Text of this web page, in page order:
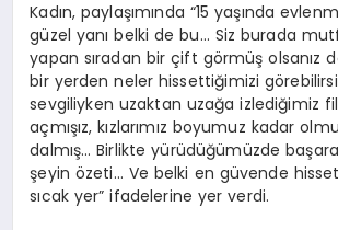
Kadın, paylaşımında “15 yaşında
güzel yanı belki de bu… Siz burada
yapan sıradan bir çift görmüş olsanız
bir yerden neler hissettiğimizi
sevgiliyken uzaktan uzağa izlediğimiz
açmışız, kızlarımız boyumuz kadar
dalmış… Birlikte yürüdüğümüzde
şeyin özeti… Ve belki en güvende
sıcak yer” ifadelerine yer verdi.